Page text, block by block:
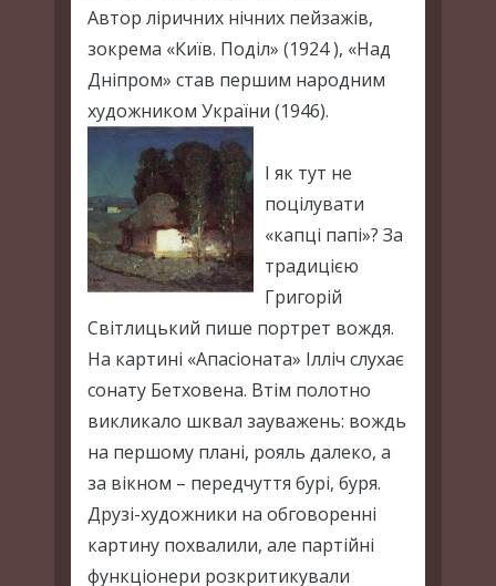
Автор ліричних нічних пейзажів,
зокрема «Київ. Поділ» (1924 ), «Над
Дніпром» став першим народним
художником України (1946).
І як тут не
поцілувати
«капці папі»? За
традицією
Григорій
Світлицький пише портрет вождя.
На картині «Апасіоната» Ілліч слухає
сонату Бетховена. Втім полотно
викликало шквал зауважень: вождь
на першому плані, рояль далеко, а
за вікном – передчуття бурі, буря.
Друзі-художники на обговоренні
картину похвалили, але партійні
функціонери розкритикували